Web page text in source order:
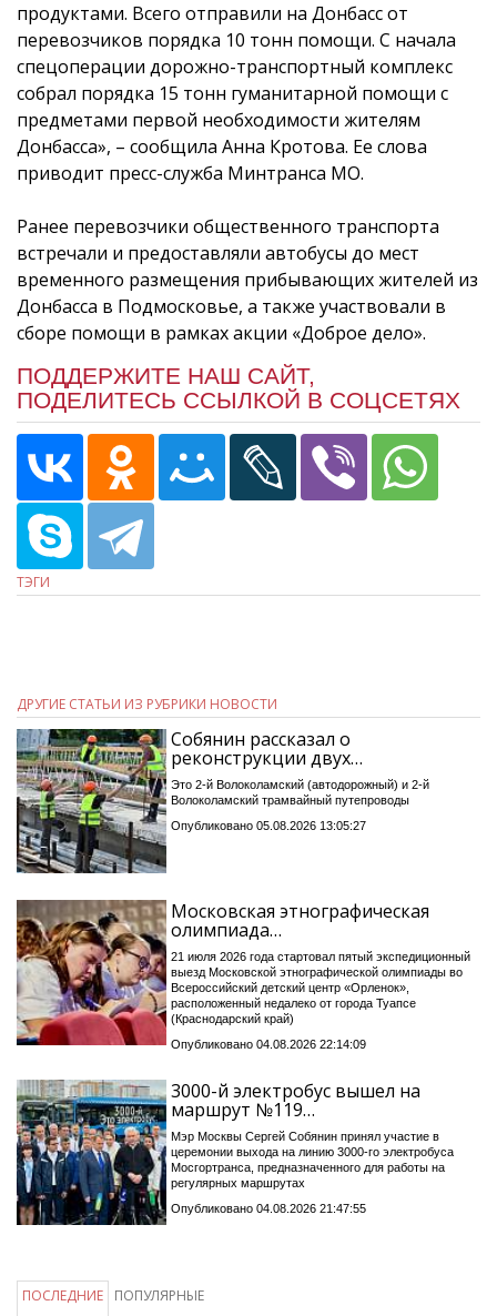
продуктами. Всего отправили на Донбасс от
перевозчиков порядка 10 тонн помощи. С начала
спецоперации дорожно-транспортный комплекс
собрал порядка 15 тонн гуманитарной помощи с
предметами первой необходимости жителям
Донбасса», – сообщила Анна Кротова. Ее слова
приводит пресс-служба Минтранса МО.
Ранее перевозчики общественного транспорта
встречали и предоставляли автобусы до мест
временного размещения прибывающих жителей из
Донбасса в Подмосковье, а также участвовали в
сборе помощи в рамках акции «Доброе дело».
ПОДДЕРЖИТЕ НАШ САЙТ,
ПОДЕЛИТЕСЬ ССЫЛКОЙ В СОЦСЕТЯХ
ТЭГИ
ДРУГИЕ СТАТЬИ ИЗ РУБРИКИ НОВОСТИ
Собянин рассказал о
реконструкции двух…
Это 2-й Волоколамский (автодорожный) и 2-й
Волоколамский трамвайный путепроводы
Опубликовано 05.08.2026 13:05:27
Московская этнографическая
олимпиада…
21 июля 2026 года стартовал пятый экспедиционный
выезд Московской этнографической олимпиады во
Всероссийский детский центр «Орленок»,
расположенный недалеко от города Туапсе
(Краснодарский край)
Опубликовано 04.08.2026 22:14:09
3000-й электробус вышел на
маршрут №119…
Мэр Москвы Сергей Собянин принял участие в
церемонии выхода на линию 3000-го электробуса
Мосгортранса, предназначенного для работы на
регулярных маршрутах
Опубликовано 04.08.2026 21:47:55
ПОСЛЕДНИЕ ПОПУЛЯРНЫЕ